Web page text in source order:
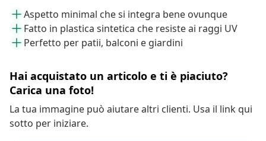
Aspetto minimal che si integra bene ovunque
Fatto in plastica sintetica che resiste ai raggi UV
Perfetto per patii, balconi e giardini
Hai acquistato un articolo e ti è piaciuto?
Carica una foto!
La tua immagine può aiutare altri clienti. Usa il link qui
sotto per iniziare.